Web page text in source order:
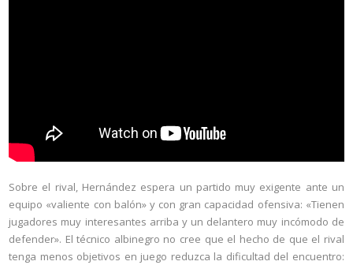
Sobre el rival, Hernández espera un partido muy exigente ante un
equipo «valiente con balón» y con gran capacidad ofensiva: «Tienen
jugadores muy interesantes arriba y un delantero muy incómodo de
defender». El técnico albinegro no cree que el hecho de que el rival
tenga menos objetivos en juego reduzca la dificultad del encuentro: